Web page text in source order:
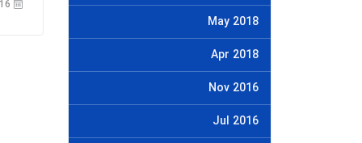
May 2018
Apr 2018
Nov 2016
Jul 2016